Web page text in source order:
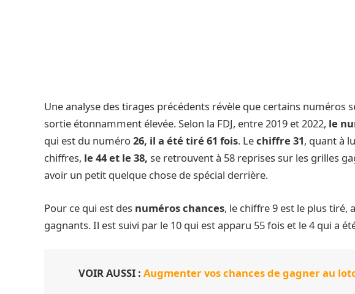
Une analyse des tirages précédents révèle que certains numéros
sortie étonnamment élevée. Selon la FDJ, entre 2019 et 2022, le
qui est du numéro26, il a été tiré 61 fois. Lechiffre 31, quant à
chiffres, le 44 et le 38, se retrouvent à 58 reprises sur les grilles
avoir un petit quelque chose de spécial derrière.
Pour ce qui est des numéros chances, le chiffre 9 est le plus tiré,
gagnants. Il est suivi par le 10 qui est apparu 55 fois et le 4 qui a
VOIR AUSSI : Augmenter vos chances de gagner au